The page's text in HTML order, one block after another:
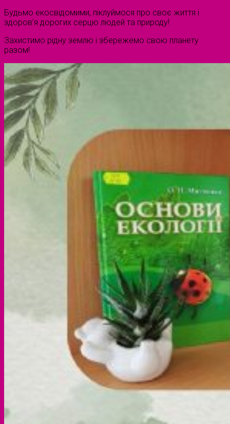
Будьмо екосвідомими, піклуймося про своє життя і
здоров’я дорогих серцю людей та природу!
Захистимо рідну землю і збережемо свою планету
разом!